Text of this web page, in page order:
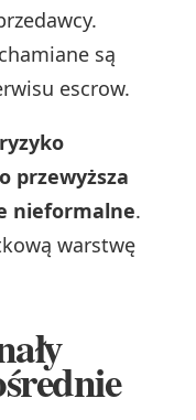
są
escrow.
przewyższa
nieformalne.
warstwę